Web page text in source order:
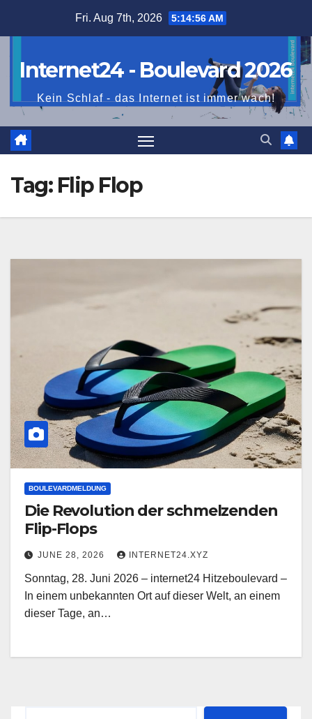
Fri. Aug 7th, 2026 5:14:57 AM
Internet24 - Boulevard 2026
Kein Schlaf - das Internet ist immer wach!
Tag: Flip Flop
BOULEVARDMELDUNG
Die Revolution der schmelzenden
Flip-Flops
JUNE 28, 2026 INTERNET24.XYZ
Sonntag, 28. Juni 2026 – internet24 Hitzeboulevard –
In einem unbekannten Ort auf dieser Welt, an einem
dieser Tage, an…